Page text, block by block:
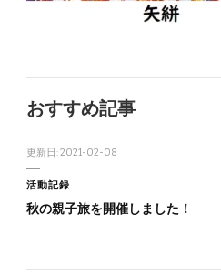
おすすめ記事
更新日:2021-02-08
活動記録
秋の親子旅を開催しました！